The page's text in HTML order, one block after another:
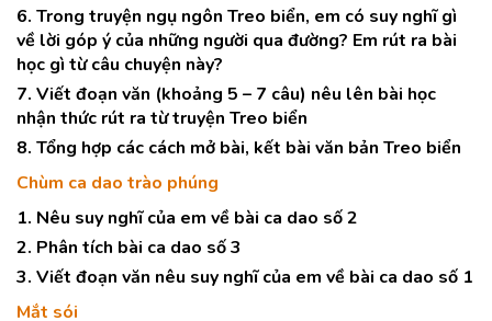
6. Trong truyện ngụ ngôn Treo biển, em có suy nghĩ gì
về lời góp ý của những người qua đường? Em rút ra bài
học gì từ câu chuyện này?
7. Viết đoạn văn (khoảng 5 – 7 câu) nêu lên bài học
nhận thức rút ra từ truyện Treo biển
8. Tổng hợp các cách mở bài, kết bài văn bản Treo biển
Chùm ca dao trào phúng
1. Nêu suy nghĩ của em về bài ca dao số 2
2. Phân tích bài ca dao số 3
3. Viết đoạn văn nêu suy nghĩ của em về bài ca dao số 1
Mắt sói